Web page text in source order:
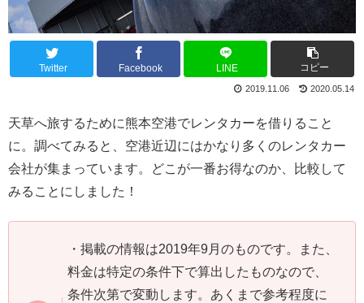
Twitter Facebook LINE コピー
2020.05.14
2019.11.06
天草へ旅するために熊本空港でレンタカーを借りること
に。調べてみると、空港近辺にはかなり多くのレンタカー
会社が集まっています。どこが一番お得なのか、比較して
みることにしました！
・ 掲載の情報は2019年9月のものです。また、
料金は特定の条件下で算出したものなので、
条件次第で変動します。あくまで参考程度に